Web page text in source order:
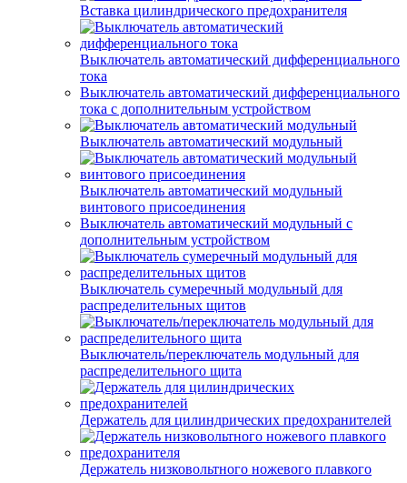
Вставка цилиндрического предохранителя
Выключатель автоматический дифференциального
тока
Выключатель автоматический дифференциального
тока с дополнительным устройством
Выключатель автоматический модульный
Выключатель автоматический модульный
винтового присоединения
Выключатель автоматический модульный с
дополнительным устройством
Выключатель сумеречный модульный для
распределительных щитов
Выключатель/переключатель модульный для
распределительного щита
Держатель для цилиндрических предохранителей
Держатель низковольтного ножевого плавкого